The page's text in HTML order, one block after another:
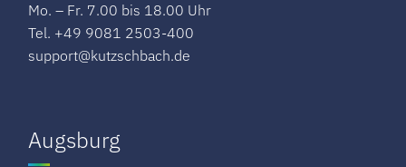
Mo. – Fr. 7.00 bis 18.00 Uhr
Tel. +49 9081 2503-400
support@kutzschbach.de
Augsburg